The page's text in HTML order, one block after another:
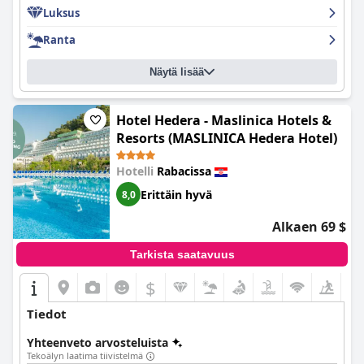
Luksus
Ranta
Näytä lisää
Hotel Hedera - Maslinica Hotels &
Resorts (MASLINICA Hedera Hotel)
Hotelli Rabacissa
8,0 Erittäin hyvä
Alkaen 69 $
Tarkista saatavuus
$
Tiedot
Yhteenveto arvosteluista
Tekoälyn laatima tiivistelmä